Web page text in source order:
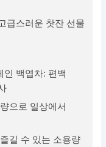
급스러운 찻잔 선물
인 백엽차: 편백
으로 일상에서
길 수 있는 소용량